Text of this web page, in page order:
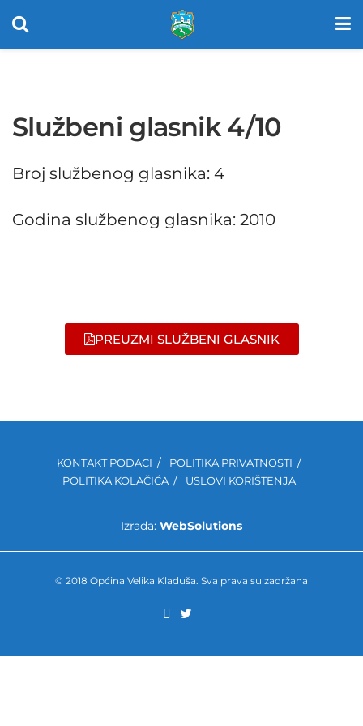
Službeni glasnik 4/10
Broj službenog glasnika: 4
Godina službenog glasnika: 2010
PREUZMI SLUŽBENI GLASNIK
KONTAKT PODACI
POLITIKA PRIVATNOSTI
POLITIKA KOLAČIĆA
USLOVI KORIŠTENJA
Izrada: WebSolutions
© 2018 Općina Velika Kladuša. Sva prava su zadržana